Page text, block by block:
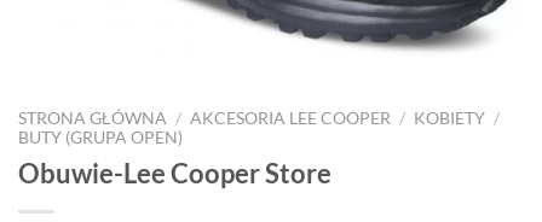
STRONA GŁÓWNA / AKCESORIA LEE COOPER / KOBIETY /
BUTY (GRUPA OPEN)
Obuwie-Lee Cooper Store